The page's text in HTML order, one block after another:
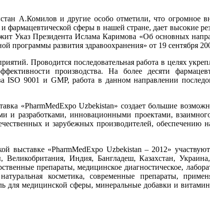
А.Комилов и другие особо отметили, что огромное
фармацевтической сферы в нашей стране, дает высокие
Указ Президента Ислама Каримова «Об основных
программы развития здравоохранения» от 19 сентября
Проводится последовательная работа в целях
производства. На более десяти
ISO 9001 и GMP, работа в данном направлении
«PharmMedExpo Uzbekistаn» создает большие
и разработками, инновационными проектами,
и зарубежных производителей, обеспечению
выставке «PharmMedExpo Uzbekistаn – 2012» участвуют
Индия, Бангладеш, Казахстан,
препараты, медицинское диагностическое,
косметика, современные препараты,
для медицинской сферы, минеральные добавки и